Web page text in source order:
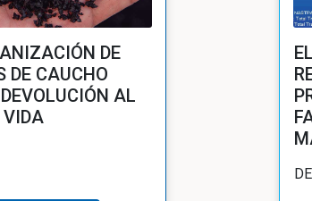
DE
DE CAUCHO
AL
VIDA